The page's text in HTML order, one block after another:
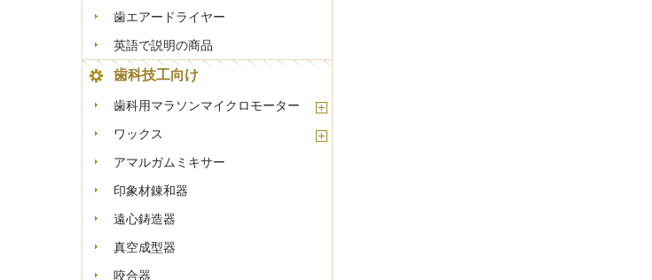
歯エアードライヤー
英語で説明の商品
歯科技工向け
歯科用マラソンマイクロモーター
ワックス
アマルガムミキサー
印象材錬和器
遠心鋳造器
真空成型器
咬合器